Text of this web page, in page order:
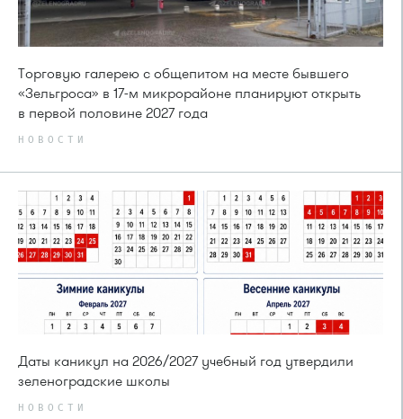
Торговую галерею с общепитом на месте бывшего
«Зельгроса» в 17-м микрорайоне планируют открыть
в первой половине 2027 года
НОВОСТИ
Даты каникул на 2026/2027 учебный год утвердили
зеленоградские школы
НОВОСТИ